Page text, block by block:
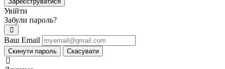
Увійти
Забули пароль?
Ваш Email
Скинути пароль Скасувати